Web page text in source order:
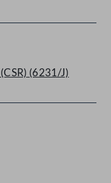
(6231/J)